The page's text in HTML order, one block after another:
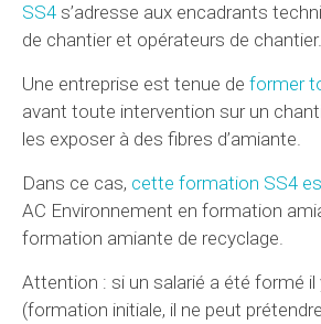
SS4 s’adresse aux encadrants
de chantier et opérateurs de chantier.
Une entreprise est tenue de former
avant toute intervention sur un
les exposer à des fibres d’amiante.
Dans ce cas, cette formation SS4
AC Environnement en formation
formation amiante de recyclage.
Attention : si un salarié a été formé il
(formation initiale, il ne peut